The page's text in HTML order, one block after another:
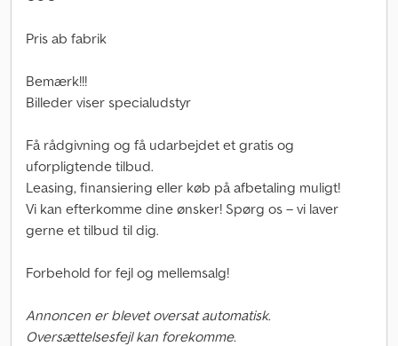
Pris ab fabrik
Bemærk!!!
Billeder viser specialudstyr
Få rådgivning og få udarbejdet et gratis og
uforpligtende tilbud.
Leasing, finansiering eller køb på afbetaling muligt!
Vi kan efterkomme dine ønsker! Spørg os – vi laver
gerne et tilbud til dig.
Forbehold for fejl og mellemsalg!
Annoncen er blevet oversat automatisk.
Oversættelsesfejl kan forekomme.